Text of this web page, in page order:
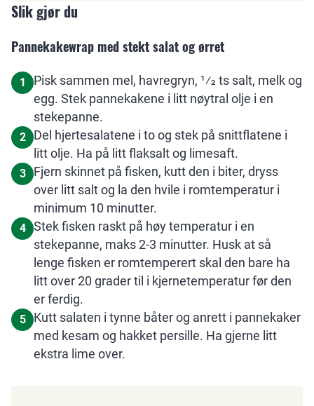
Slik gjør du
Pannekakewrap med stekt salat og ørret
1
Pisk sammen mel, havregryn, 1⁄2 ts salt, melk og
egg. Stek pannekakene i litt nøytral olje i en
stekepanne.
2
Del hjertesalatene i to og stek på snittflatene i
litt olje. Ha på litt flaksalt og limesaft.
3
Fjern skinnet på fisken, kutt den i biter, dryss
over litt salt og la den hvile i romtemperatur i
minimum 10 minutter.
4
Stek fisken raskt på høy temperatur i en
stekepanne, maks 2-3 minutter. Husk at så
lenge fisken er romtemperert skal den bare ha
litt over 20 grader til i kjernetemperatur før den
er ferdig.
5
Kutt salaten i tynne båter og anrett i pannekaker
med kesam og hakket persille. Ha gjerne litt
ekstra lime over.